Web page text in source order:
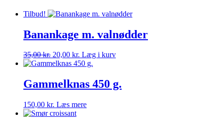
Tilbud!
Banankage m. valnødder
35,00kr. Den
oprindelige
var:
35,00 kr..
20,00 kr. Den
aktuelle
er:
20,00 kr..
Læg i kurv
Gammelknas 450 g.
150,00 kr. Læs mere